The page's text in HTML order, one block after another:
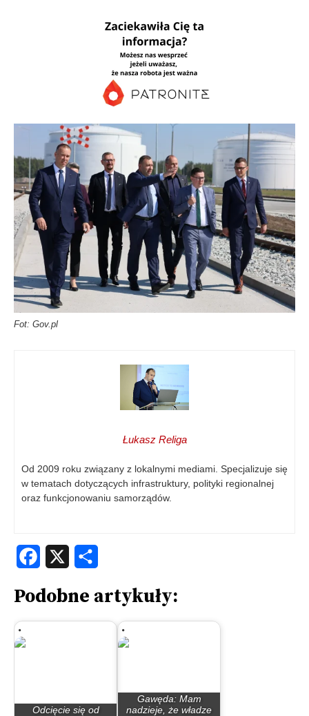
Fot: Gov.pl
Łukasz Religa
Od 2009 roku związany z lokalnymi mediami. Specjalizuje się
w tematach dotyczących infrastruktury, polityki regionalnej
oraz funkcjonowaniu samorządów.
Facebook
Podobne artykuły:
Odcięcie się od
Gawęda: Mam
nadzieje, że władze